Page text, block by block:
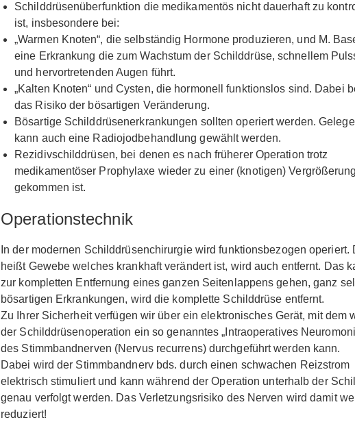
Schilddrüsenüberfunktion die medikamentös nicht dauerhaft zu
ist, insbesondere bei:
„Warmen Knoten“, die selbständig Hormone produzieren, und M.
eine Erkrankung die zum Wachstum der Schilddrüse, schnellem
und hervortretenden Augen führt.
„Kalten Knoten“ und Cysten, die hormonell funktionslos sind. Dabei
das Risiko der bösartigen Veränderung.
Bösartige Schilddrüsenerkrankungen sollten operiert werden.
kann auch eine Radiojodbehandlung gewählt werden.
Rezidivschilddrüsen, bei denen es nach früherer Operation trotz
medikamentöser Prophylaxe wieder zu einer (knotigen) Vergrößerung
gekommen ist.
Operationstechnik
In der modernen Schilddrüsenchirurgie wird funktionsbezogen operiert.
heißt Gewebe welches krankhaft verändert ist, wird auch entfernt. Das
zur kompletten Entfernung eines ganzen Seitenlappens gehen, ganz
bösartigen Erkrankungen, wird die komplette Schilddrüse entfernt.
Zu Ihrer Sicherheit verfügen wir über ein elektronisches Gerät, mit dem
der Schilddrüsenoperation ein so genanntes „Intraoperatives
des Stimmbandnerven (Nervus recurrens) durchgeführt werden kann.
Dabei wird der Stimmbandnerv bds. durch einen schwachen Reizstrom
elektrisch stimuliert und kann während der Operation unterhalb der
genau verfolgt werden. Das Verletzungsrisiko des Nerven wird damit
reduziert!